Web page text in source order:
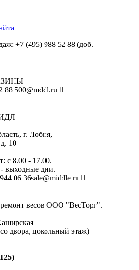
+7 (495) 988 52 88 (доб.
88 500@mddl.ru
г. Лобня,
10
с 8.00 - 17.00.
- выходные дни.
06 36sale@middle.ru
ремонт весов ООО "ВесТорг".
двора, цокольный этаж)